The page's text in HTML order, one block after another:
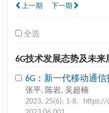
上一期 下一期
全选
6G技术发展态势及未来
6G：新一代移动通
张平, 陈岩, 吴超楠
2023, 25(6): 1-8.
https://